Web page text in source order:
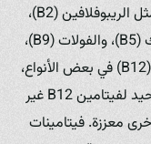
للعديد من فيتامينات مجموعة ب، مثل الريبوفلافين (B2)،
والنياسين (B3)، وحمض البانتوثينيك (B5)، والفولات (B9)،
وحتى بكميات قليلة من الكوبالامين (B12) في بعض الأنواع،
رغم أن الاعتماد على الفطر كمصدر وحيد لفيتامين B12 غير
معززة. فيتامينات